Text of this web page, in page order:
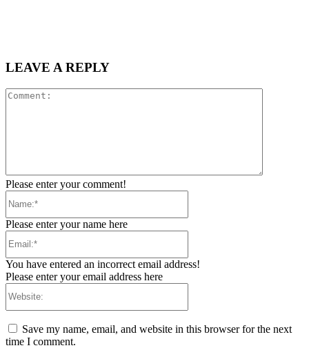
LEAVE A REPLY
Please enter your comment!
Please enter your name here
You have entered an incorrect email address!
Please enter your email address here
Save my name, email, and website in this browser for the next
time I comment.